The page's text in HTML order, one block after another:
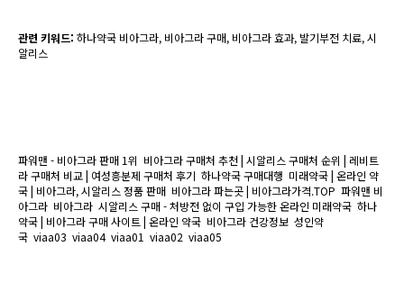
관련 키워드: 하나약국 비아그라, 비아그라 구매, 비아그라 효과, 발기부전 치료, 시
알리스
파워맨 - 비아그라 판매 1위 비아그라 구매처 추천 | 시알리스 구매처 순위 | 레비트
라 구매처 비교 | 여성흥분제 구매처 후기 하나약국 구매대행 미래약국 | 온라인 약
국 | 비아그라, 시알리스 정품 판매 비아그라 파는곳 | 비아그라가격.TOP 파워맨 비
아그라 비아그라 시알리스 구매 - 처방전 없이 구입 가능한 온라인 미래약국 하나
약국 | 비아그라 구매 사이트 | 온라인 약국 비아그라 건강정보 성인약
국 viaa03 viaa04 viaa01 viaa02 viaa05